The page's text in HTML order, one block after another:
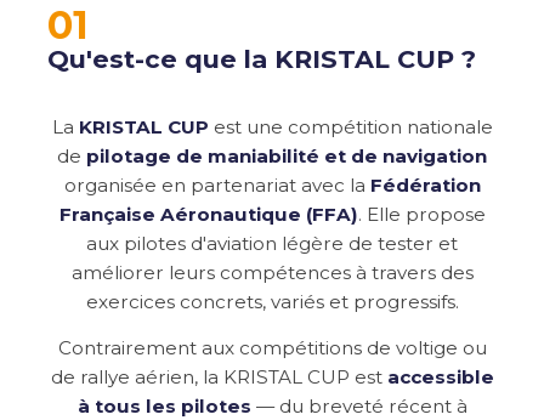
01
Qu'est-ce que la KRISTAL CUP ?
La KRISTAL CUP est une compétition nationale
de pilotage de maniabilité et de navigation
organisée en partenariat avec la Fédération
Française Aéronautique (FFA). Elle propose
aux pilotes d'aviation légère de tester et
améliorer leurs compétences à travers des
exercices concrets, variés et progressifs.
Contrairement aux compétitions de voltige ou
de rallye aérien, la KRISTAL CUP est accessible
à tous les pilotes — du breveté récent à